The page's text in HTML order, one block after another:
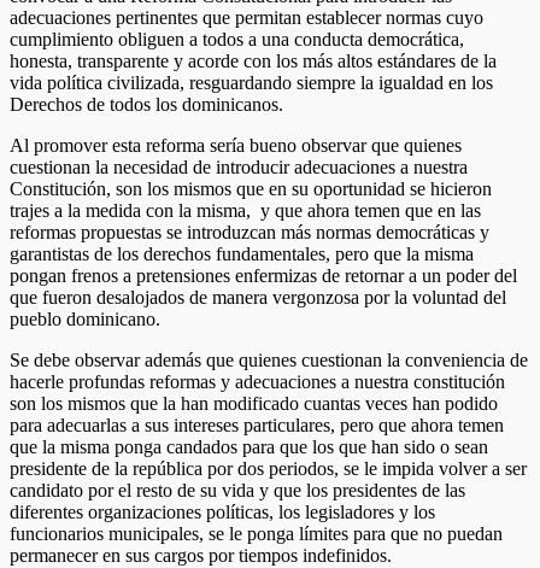
adecuaciones pertinentes que permitan establecer normas cuyo
cumplimiento obliguen a todos a una conducta democrática,
honesta, transparente y acorde con los más altos estándares de la
vida política civilizada, resguardando siempre la igualdad en los
Derechos de todos los dominicanos.
Al promover esta reforma sería bueno observar que quienes
cuestionan la necesidad de introducir adecuaciones a nuestra
Constitución, son los mismos que en su oportunidad se hicieron
trajes a la medida con la misma, y que ahora temen que en las
reformas propuestas se introduzcan más normas democráticas y
garantistas de los derechos fundamentales, pero que la misma
pongan frenos a pretensiones enfermizas de retornar a un poder del
que fueron desalojados de manera vergonzosa por la voluntad del
pueblo dominicano.
Se debe observar además que quienes cuestionan la conveniencia de
hacerle profundas reformas y adecuaciones a nuestra constitución
son los mismos que la han modificado cuantas veces han podido
para adecuarlas a sus intereses particulares, pero que ahora temen
que la misma ponga candados para que los que han sido o sean
presidente de la república por dos periodos, se le impida volver a ser
candidato por el resto de su vida y que los presidentes de las
diferentes organizaciones políticas, los legisladores y los
funcionarios municipales, se le ponga límites para que no puedan
permanecer en sus cargos por tiempos indefinidos.